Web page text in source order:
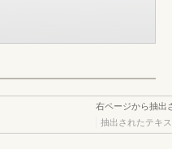
右ページから抽出
抽出されたテキ